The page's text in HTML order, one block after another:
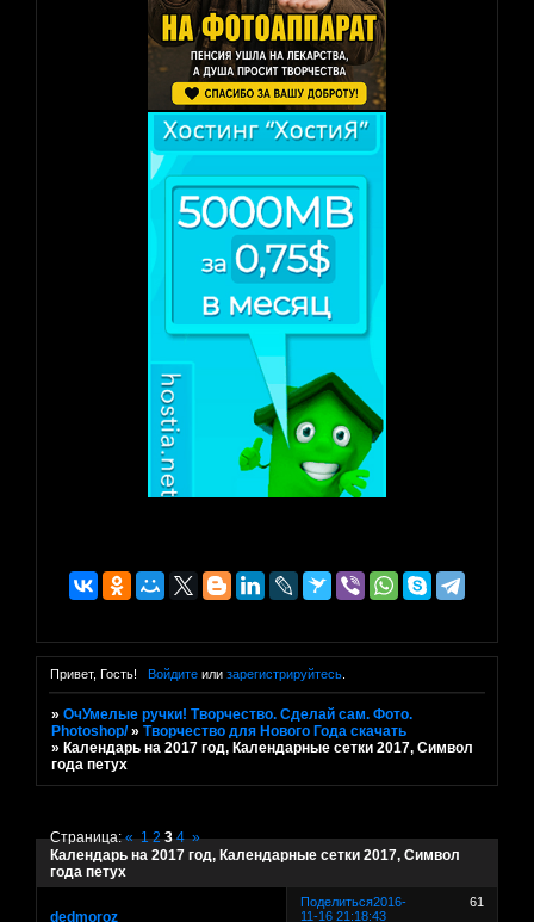
Привет, Гость! Войдитеили зарегистрируйтесь.
»ОчУмелые ручки! Творчество. Сделай сам. Фото.
Photoshop/ »Творчество для Нового Года скачать
» Календарь на 2017 год, Календарные сетки 2017, Символ
года петух
Календарь на 2017 год, Календарные сетки 2017, Символ
года петух
Страница:« 1 2 3 4 »
Поделиться 61
2016-
11-16 21:18:43
dedmoroz